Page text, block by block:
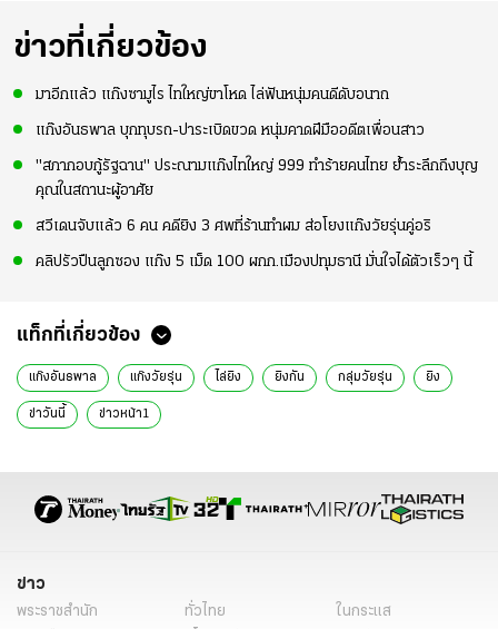
ข่าวที่เกี่ยวข้อง
มาอีกแล้ว แก๊งซามูไร ไทใหญ่ขาโหด ไล่ฟันหนุ่มคนดีดับอนาถ
แก๊งอันธพาล บุกทุบรถ-ปาระเบิดขวด หนุ่มคาดฝีมืออดีตเพื่อนสาว
"สภากอบกู้รัฐฉาน" ประณามแก๊งไทใหญ่ 999 ทำร้ายคนไทย ย้ำระลึกถึงบุญ
คุณในสถานะผู้อาศัย
สวีเดนจับแล้ว 6 คน คดียิง 3 ศพที่ร้านทำผม ส่อโยงแก๊งวัยรุ่นคู่อริ
คลิปรัวปืนลูกซอง แก๊ง 5 เม็ด 100 ผกก.เมืองปทุมธานี มั่นใจได้ตัวเร็วๆ นี้
แท็กที่เกี่ยวข้อง
แก๊งอันธพาล แก๊งวัยรุ่น ไล่ยิง ยิงกัน กลุ่มวัยรุ่น ยิง
ข่าวันนี้ ข่าวหน้า1
ข่าว
พระราชสำนัก ทั่วไทย
ในกระแส